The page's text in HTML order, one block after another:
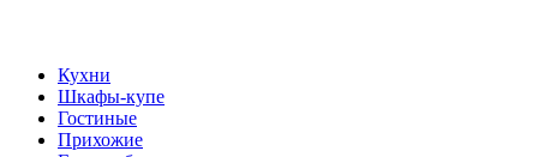
Кухни
Шкафы-купе
Гостиные
Прихожие